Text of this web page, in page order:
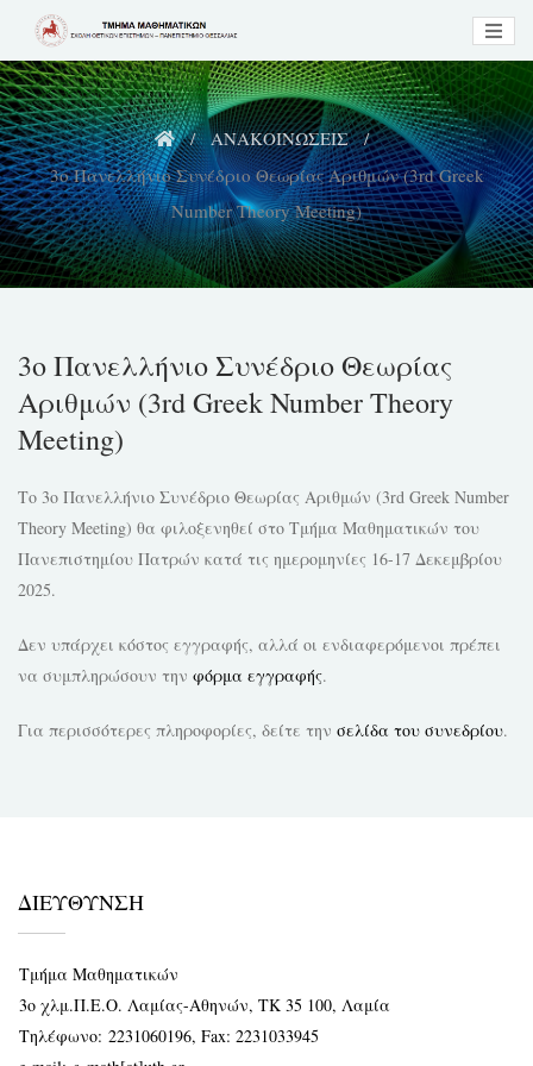
content
ΑΝΑΚΟΙΝΩΣΕΙΣ
3ο Πανελλήνιο Συνέδριο Θεωρίας Αριθμών (3rd Greek
Number Theory Meeting)
3ο Πανελλήνιο Συνέδριο Θεωρίας
Αριθμών (3rd Greek Number Theory
Meeting)
Το 3ο Πανελλήνιο Συνέδριο Θεωρίας Αριθμών (3rd Greek Number
Theory Meeting) θα φιλοξενηθεί στο Τμήμα Μαθηματικών του
Πανεπιστημίου Πατρών κατά τις ημερομηνίες 16-17 Δεκεμβρίου
2025.
Δεν υπάρχει κόστος εγγραφής, αλλά οι ενδιαφερόμενοι πρέπει
να συμπληρώσουν την φόρμα εγγραφής.
Για περισσότερες πληροφορίες, δείτε την σελίδα του συνεδρίου.
ΔΙΕΥΘΥΝΣΗ
Τμήμα Μαθηματικών
3ο χλμ.Π.Ε.Ο. Λαμίας-Αθηνών, ΤΚ 35 100, Λαμία
Τηλέφωνο: 2231060196, Fax: 2231033945